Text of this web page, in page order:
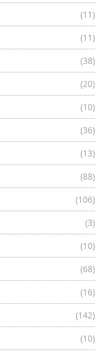
(11)
(11)
(38)
(20)
(10)
(36)
(13)
(88)
(106)
(3)
(10)
(68)
(16)
(142)
(10)